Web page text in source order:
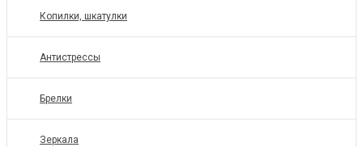
Копилки, шкатулки
Антистрессы
Брелки
Зеркала